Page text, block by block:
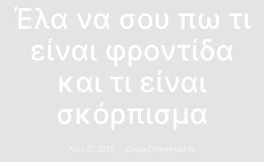
Έλα να σου πω τι
είναι φροντίδα
και τι είναι
σκόρπισμα